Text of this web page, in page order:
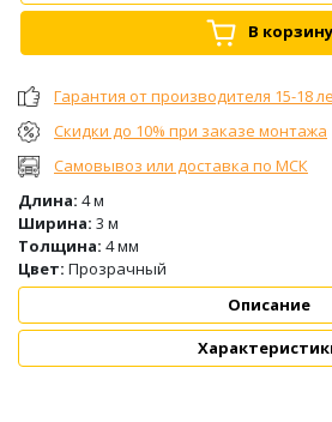
В корзину
Гарантия от производителя 15-18
Скидки до 10% при заказе монтажа
Самовывоз или доставка по МСК
Длина: 4 м
Ширина: 3 м
Толщина: 4 мм
Цвет: Прозрачный
Описание